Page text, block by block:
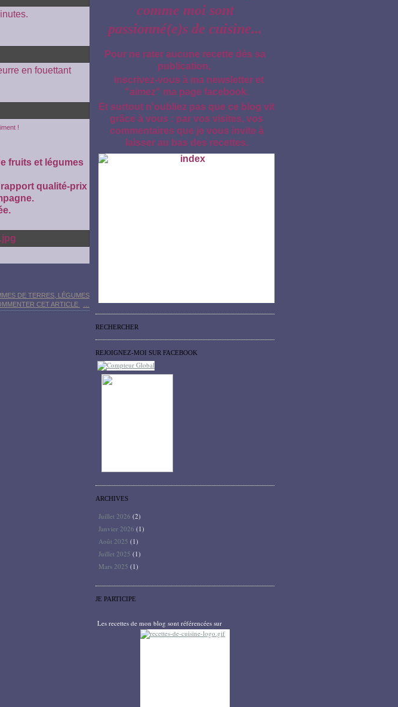
en fouettant
!
fruits et légumes
qualité-prix
DE TERRES, LÉGUMES
CET ARTICLE
comme moi sont
passionné(e)s de cuisine...
Pour ne rater aucune recette dès sa
publication,
inscrivez-vous à ma newsletter et
"aimez" ma page facebook.
Et surtout n'oubliez pas que ce blog vit
grâce à vous : par vos visites, vos
commentaires que je vous invite à
laisser au bas des recettes.
RECHERCHER
REJOIGNEZ-MOI SUR FACEBOOK
ARCHIVES
Juillet 2026 (2)
Janvier 2026 (1)
Août 2025 (1)
Juillet 2025 (1)
Mars 2025 (1)
JE PARTICIPE
Les recettes de mon blog sont référencées sur